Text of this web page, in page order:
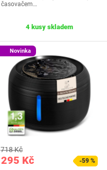
časovačem…
4 kusy skladem
Novinka
295 Kč
718 Kč
-59 %